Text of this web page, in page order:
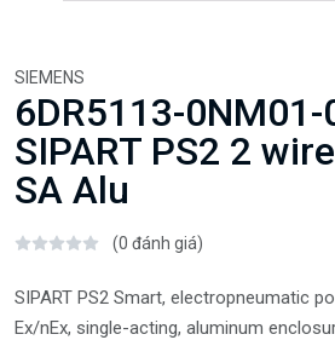
SIEMENS
6DR5113-0NM01-
SIPART PS2 2
SA Alu
(0 đánh giá)
SIPART PS2 Smart, electropneumatic
Ex/nEx, single-acting, aluminum